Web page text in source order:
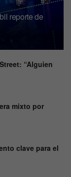
reporte de
“Alguien
mixto por
clave para el